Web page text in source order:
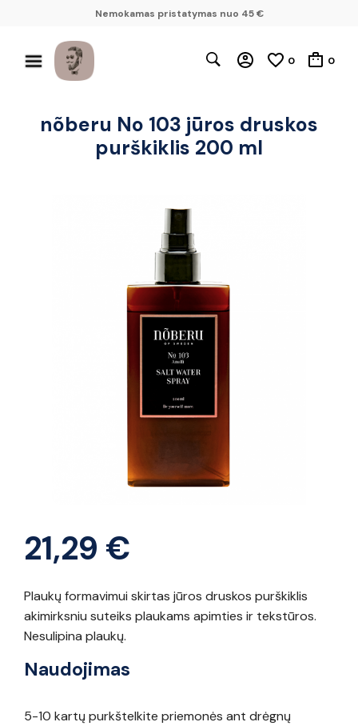
Nemokamas pristatymas nuo 45 €
0 0
nõberu No 103 jūros druskos
purškiklis 200 ml
21,29 €
Plaukų formavimui skirtas jūros druskos purškiklis
akimirksniu suteiks plaukams apimties ir tekstūros.
Nesulipina plaukų.
Naudojimas
5-10 kartų purkštelkite priemonės ant drėgnų